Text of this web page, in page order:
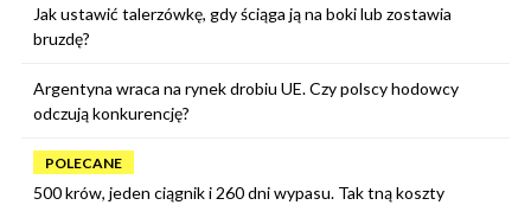
Jak ustawić talerzówkę, gdy ściąga ją na boki lub zostawia
bruzdę?
Argentyna wraca na rynek drobiu UE. Czy polscy hodowcy
odczują konkurencję?
POLECANE
500 krów, jeden ciągnik i 260 dni wypasu. Tak tną koszty